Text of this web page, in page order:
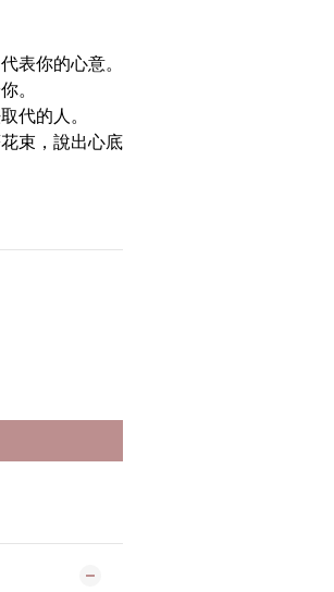
表你的心意。
。
代的人。
束，說出心底